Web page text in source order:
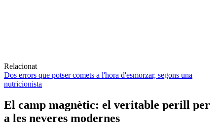
Relacionat
Dos errors que potser comets a l'hora d'esmorzar, segons una
nutricionista
El camp magnètic: el veritable perill per
a les neveres modernes